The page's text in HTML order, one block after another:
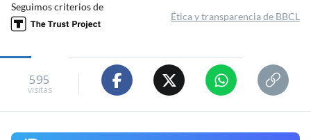
Seguimos criterios de
Ética y transparencia de BBCL
595
visitas